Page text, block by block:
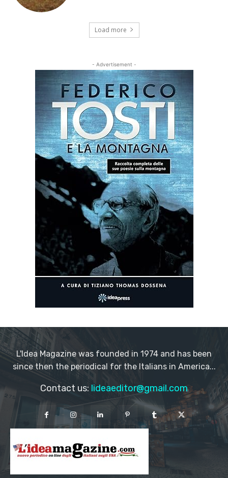
Load more
- Advertisement -
L'Idea Magazine was founded in 1974 and has been
since then the periodical for the Italians in America...
Contact us: lideaeditor@gmail.com